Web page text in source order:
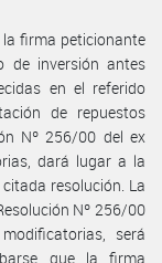
la firma peticionante
de inversión antes
en el referido
de repuestos
Nº 256/00 del ex
dará lugar a la
resolución. La
Nº 256/00
será
que la firma